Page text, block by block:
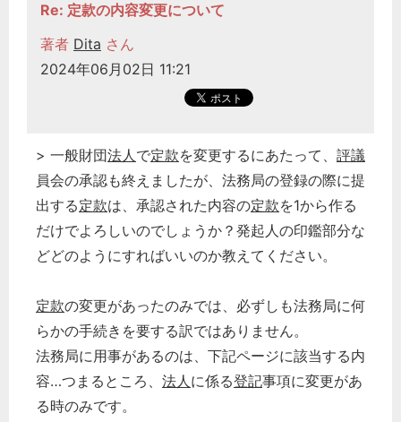
Re: 定款の内容変更について
著者 Dita さん
2024年06月02日 11:21
> 一般財団法人で定款を変更するにあたって、 評議
員会の承認も終えましたが、法務局の登録の際に提
出する定款は、承認された内容の定款を1から作る
だけでよろしいのでしょうか？発起人の印鑑部分な
どどのようにすればいいのか教えてください。
定款の変更があったのみでは、必ずしも法務局に何
らかの手続きを要する訳ではありません。
法務局に用事があるのは、下記ページに該当する内
容…つまるところ、 法人に係る登記事項に変更があ
る時のみです。